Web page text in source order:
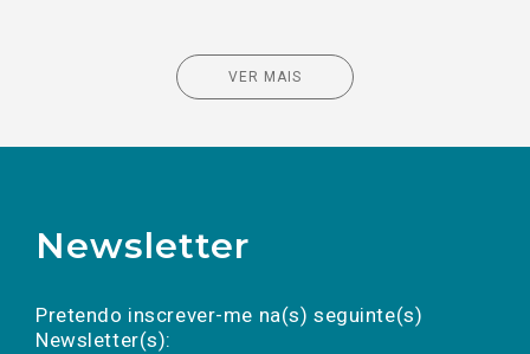
VER MAIS
Newsletter
Pretendo inscrever-me na(s) seguinte(s)
Newsletter(s):
a(s) newsletter(s).
mail